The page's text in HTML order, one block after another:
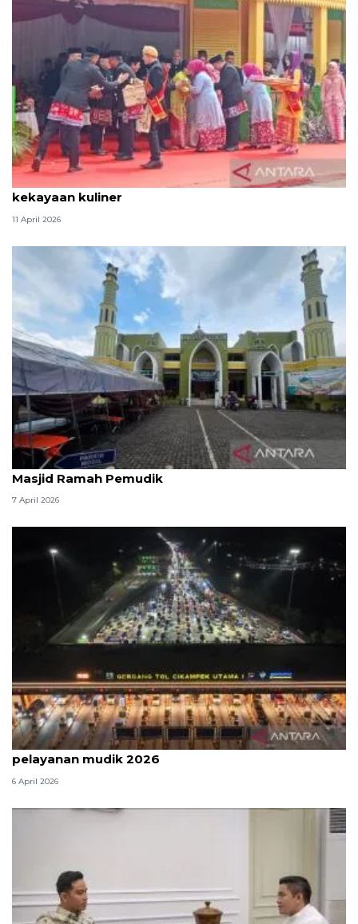
Tradisi hantaran Lebaran Betawi simbol bakti dan
kekayaan kuliner
11 April 2026
Kemenag: 3,5 juta orang manfaatkan layanan
Masjid Ramah Pemudik
7 April 2026
Survei: 88,8 persen responden puas dengan
pelayanan mudik 2026
6 April 2026